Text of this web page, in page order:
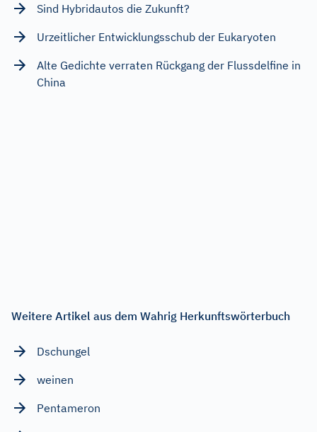
Sind Hybridautos die Zukunft?
Urzeitlicher Entwicklungsschub der Eukaryoten
Alte Gedichte verraten Rückgang der Flussdelfine in
China
Weitere Artikel aus dem Wahrig Herkunftswörterbuch
Dschungel
weinen
Pentameron